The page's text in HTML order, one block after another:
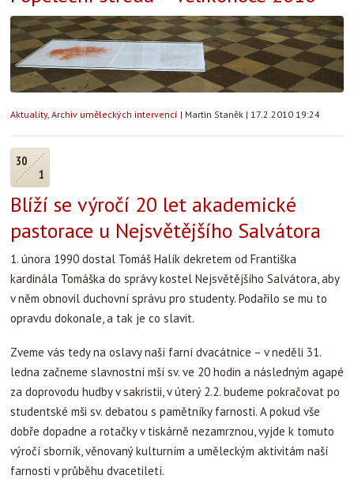
Aktuality, Archiv uměleckých intervencí | Martin Staněk | 17.2.2010 19:24
30
1
Blíží se výročí 20 let akademické
pastorace u Nejsvětějšího Salvátora
1. února 1990 dostal Tomáš Halík dekretem od Františka
kardinála Tomáška do správy kostel Nejsvětějšího Salvátora, aby
v něm obnovil duchovní správu pro studenty. Podařilo se mu to
opravdu dokonale, a tak je co slavit.
Zveme vás tedy na oslavy naší farní dvacátnice – v neděli 31.
ledna začneme slavnostní mší sv. ve 20 hodin a následným agapé
za doprovodu hudby v sakristii, v úterý 2.2. budeme pokračovat po
studentské mši sv. debatou s pamětníky farnosti. A pokud vše
dobře dopadne a rotačky v tiskárně nezamrznou, vyjde k tomuto
výročí sborník, věnovaný kulturním a uměleckým aktivitám naší
farnosti v průběhu dvacetiletí.